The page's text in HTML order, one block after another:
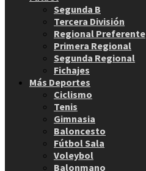
Segunda B
Tercera División
Regional Preferente
Primera Regional
Segunda Regional
Fichajes
Más Deportes
Ciclismo
Tenis
Gimnasia
Baloncesto
Fútbol Sala
Voleybol
Balonmano